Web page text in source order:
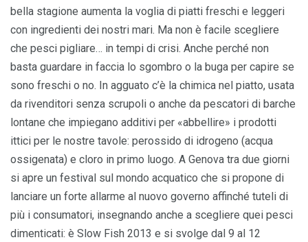
bella stagione aumenta la voglia di piatti freschi e leggeri
con ingredienti dei nostri mari. Ma non è facile scegliere
che pesci pigliare… in tempi di crisi. Anche perché non
basta guardare in faccia lo sgombro o la buga per capire se
sono freschi o no. In agguato c’è la chimica nel piatto, usata
da rivenditori senza scrupoli o anche da pescatori di barche
lontane che impiegano additivi per «abbellire» i prodotti
ittici per le nostre tavole: perossido di idrogeno (acqua
ossigenata) e cloro in primo luogo. A Genova tra due giorni
si apre un festival sul mondo acquatico che si propone di
lanciare un forte allarme al nuovo governo affinché tuteli di
più i consumatori, insegnando anche a scegliere quei pesci
dimenticati: è Slow Fish 2013 e si svolge dal 9 al 12